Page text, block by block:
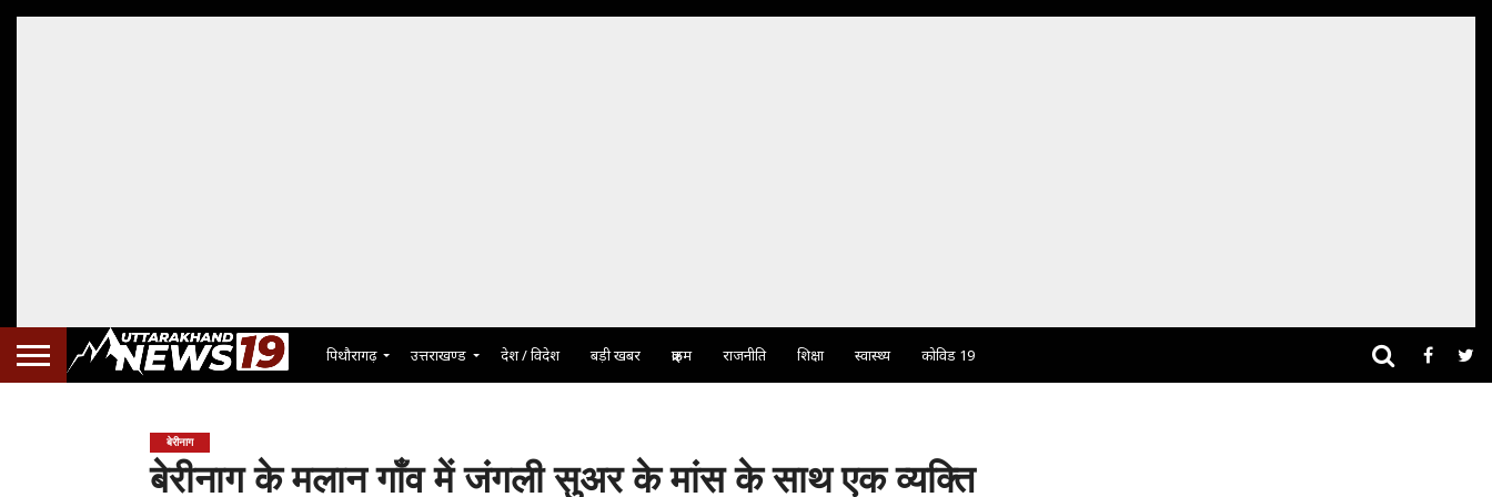
पिथौरागढ़ उत्तराखण्ड देश / विदेश बड़ी खबर क्राइम राजनीति शिक्षा स्वास्थ्य कोविड 19
बेरीनाग
बेरीनाग के मलान गाँव में जंगली सुअर के मांस के साथ एक व्यक्ति